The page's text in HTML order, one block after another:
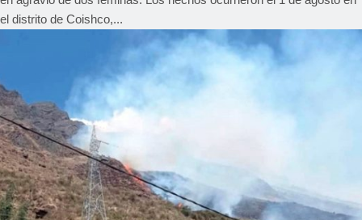
el distrito de Coishco,...